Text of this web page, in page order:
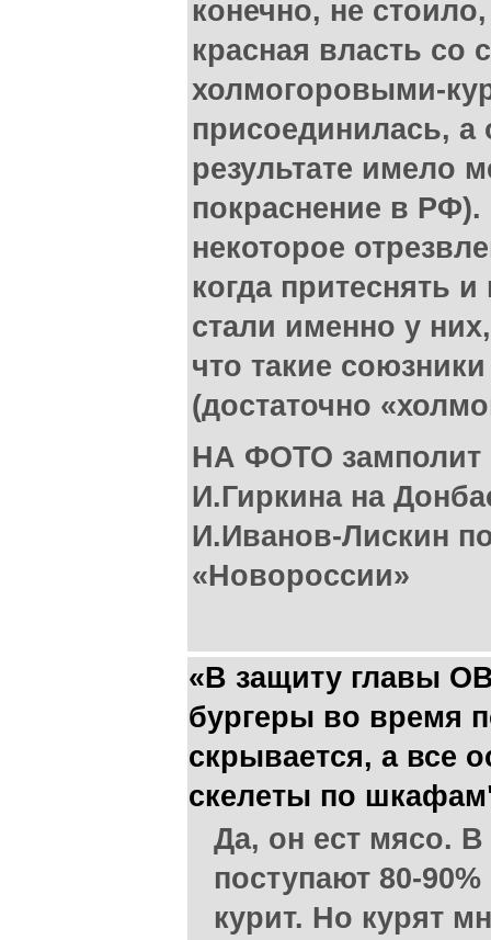
конечно, не
красная власть
холмогоровыми-
присоединилась, а
результате имело
покраснение в
некоторое
когда притеснять
стали именно у
что такие
(достаточно
НА ФОТО замполит
И.Гиркина на
И.Иванов-Лискин
«Новороссии»
«В защиту главы
бургеры во время
скрывается, а все
скелеты по
Да, он ест мясо.
поступают 80-
курит. Но курят